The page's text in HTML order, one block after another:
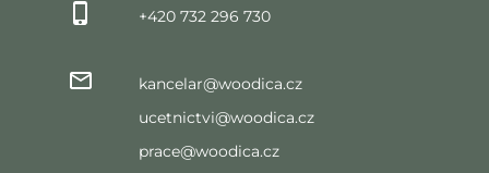
+420 732 296 730
kancelar@woodica.cz
ucetnictvi@woodica.cz
prace@woodica.cz